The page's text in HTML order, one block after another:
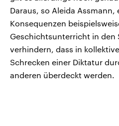
Daraus, so Aleida Assmann,
Konsequenzen
Geschichtsunterricht in den
verhindern, dass in
Schrecken einer Diktatur
anderen überdeckt werden.